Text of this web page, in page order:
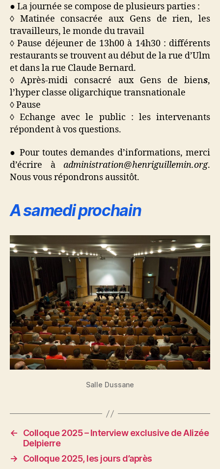
● La journée se compose de plusieurs parties :
◊ Matinée consacrée aux Gens de rien, les
travailleurs, le monde du travail
◊ Pause déjeuner de 13h00 à 14h30 : différents
restaurants se trouvent au début de la rue d’Ulm
et dans la rue Claude Bernard.
◊ Après-midi consacré aux Gens de biens,
l’hyper classe oligarchique transnationale
◊ Pause
◊ Echange avec le public : les intervenants
répondent à vos questions.
● Pour toutes demandes d’informations, merci
d’écrire à administration@henriguillemin.org.
Nous vous répondrons aussitôt.
A samedi prochain
Salle Dussane
←
Colloque 2025 – Interview exclusive de Alizée
Delpierre
→
Colloque 2025, les jours d’après